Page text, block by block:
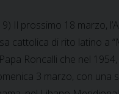
Il prossimo 18 marzo,
cattolica di rito latino a
Roncalli che nel
3 marzo, con una